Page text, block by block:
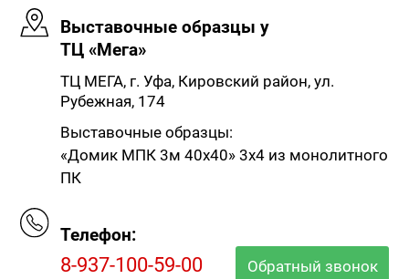
Выставочные образцы у
ТЦ «Мега»
ТЦ МЕГА, г. Уфа, Кировский район, ул.
Рубежная, 174
Выставочные образцы:
«Домик МПК 3м 40х40» 3х4 из монолитного
ПК
Телефон:
8-937-100-59-00 Обратный звонок